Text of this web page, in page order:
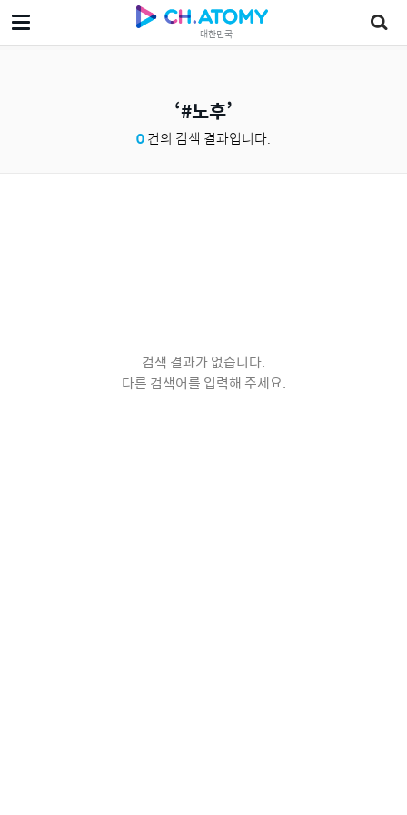
대한민국
#노후
0건의 검색 결과입니다.
검색 결과가 없습니다.
다른 검색어를 입력해 주세요.